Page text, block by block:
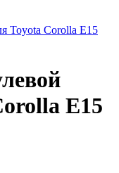
Toyota Corolla E15
E15